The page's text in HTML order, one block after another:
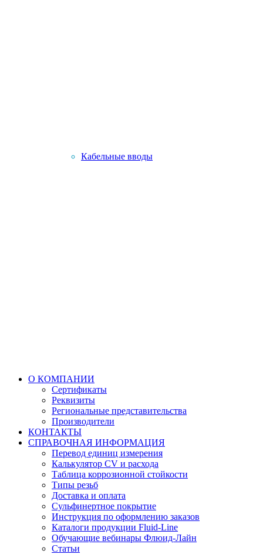
Кабельные вводы
О КОМПАНИИ
Сертификаты
Реквизиты
Региональные представительства
Производители
КОНТАКТЫ
СПРАВОЧНАЯ ИНФОРМАЦИЯ
Перевод единиц измерения
Калькулятор CV и расхода
Таблица коррозионной стойкости
Типы резьб
Доставка и оплата
Сульфинертное покрытие
Инструкция по оформлению заказов
Каталоги продукции Fluid-Line
Обучающие вебинары Флюид-Лайн
Статьи